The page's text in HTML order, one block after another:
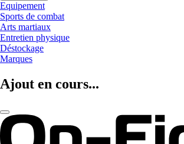
Equipement
Sports de combat
Arts martiaux
Entretien physique
Déstockage
Marques
Ajout en cours...